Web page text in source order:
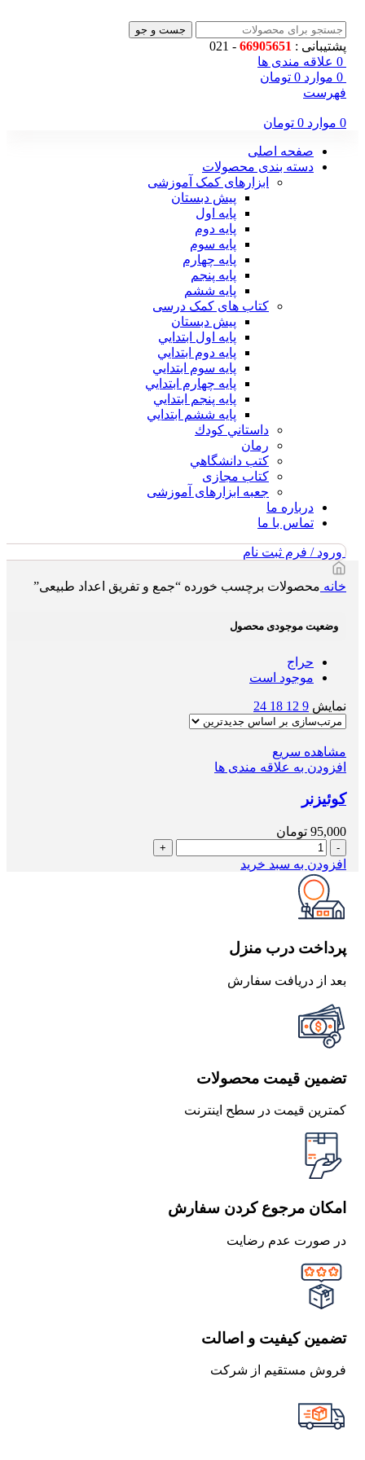
جست و جو
پشتیبانی : 66905651
- 021
0 علاقه مندی ها
0 موارد 0 تومان
فهرست
0 موارد 0 تومان
صفحه اصلی
دسته بندی محصولات
ابزارهای کمک آموزشی
پیش دبستان
پایه اول
پایه دوم
پایه سوم
پایه چهارم
پايه پنجم
پایه ششم
کتاب های کمک درسی
پیش دبستان
پايه اول ابتدايي
پايه دوم ابتدايي
پايه سوم ابتدايي
پايه چهارم ابتدايي
پايه پنجم ابتدايي
پايه ششم ابتدايي
داستاني كودك
رمان
كتب دانشگاهي
کتاب مجازی
جعبه ابزارهای آموزشی
درباره ما
تماس با ما
ورود / فرم ثبت نام
خانه محصولات برچسب خورده “جمع و تفریق اعداد طبیعی”
وضعیت موجودی محصول
حراج
موجود است
نمایش 9
12
18
24
مشاهده سریع
افزودن به علاقه مندی ها
کوئیزنر
95,000 تومان
کوئیزنر
عدد
افزودن به سبد خرید
پرداخت درب منزل
بعد از دریافت سفارش
تضمین قیمت محصولات
کمترین قیمت در سطح اینترنت
امکان مرجوع کردن سفارش
در صورت عدم رضایت
تضمین کیفیت و اصالت
فروش مستقیم از شرکت